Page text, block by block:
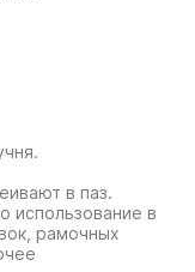
в паз.
использование в
рамочных